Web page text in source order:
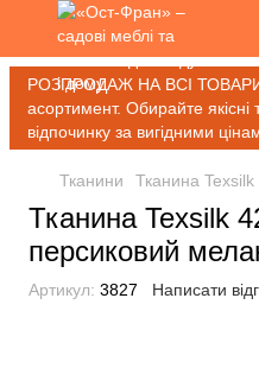
РОЗПРОДАЖ НА ВСІ
асортимент. Обирайте
відпочинку за вигідними
Тканини Тканина
Тканина Texsilk
персиковий
Артикул: 3827 Написати